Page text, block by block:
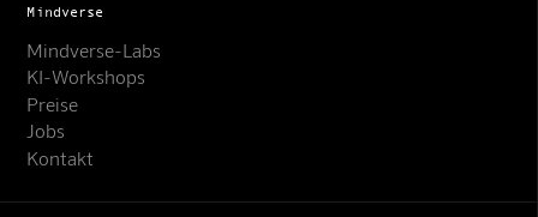
Mindverse
Mindverse-Labs
KI-Workshops
Preise
Jobs
Kontakt